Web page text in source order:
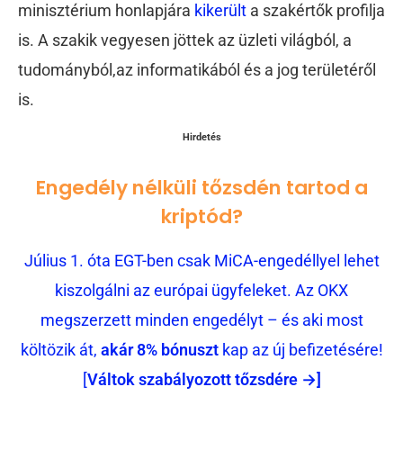
minisztérium honlapjára kikerült a szakértők profilja
is. A szakik vegyesen jöttek az üzleti világból, a
tudományból,az informatikából és a jog területéről
is.
Hirdetés
Engedély nélküli tőzsdén tartod a
kriptód?
Július 1. óta EGT-ben csak MiCA-engedéllyel lehet
kiszolgálni az európai ügyfeleket. Az OKX
megszerzett minden engedélyt – és aki most
költözik át, akár 8% bónusztkap az új befizetésére!
[Váltok szabályozott tőzsdére →]